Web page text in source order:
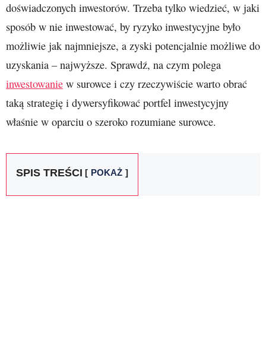
doświadczonych inwestorów. Trzeba tylko wiedzieć, w jaki
sposób w nie inwestować, by ryzyko inwestycyjne było
możliwie jak najmniejsze, a zyski potencjalnie możliwe do
uzyskania – najwyższe. Sprawdź, na czym polega
inwestowanie w surowce i czy rzeczywiście warto obrać
taką strategię i dywersyfikować portfel inwestycyjny
właśnie w oparciu o szeroko rozumiane surowce.
SPIS TREŚCI POKAŻ